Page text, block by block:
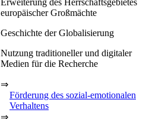
europäischer Großmächte
Geschichte der Globalisierung
Nutzung traditioneller und digitaler
Medien für die Recherche
⇒
Förderung des sozial-emotionalen
Verhaltens
⇒